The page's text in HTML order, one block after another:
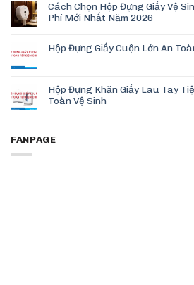
Cách Chọn Hộp Đựng Giấy Vệ
Phí Mới Nhất Năm 2026
Hộp Đựng Giấy Cuộn Lớn An
Hộp Đựng Khăn Giấy Lau Tay
Toàn Vệ Sinh
FANPAGE